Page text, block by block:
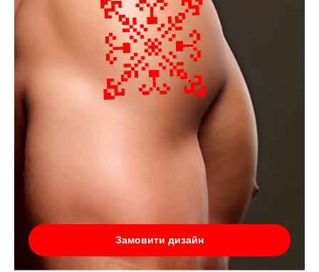
Замовити дизайн